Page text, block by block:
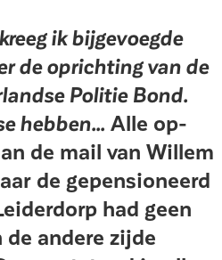
ik bijgevoegde
de oprichting van de
Politie Bond.
hebben... Alle op­
de mail van Willem
de gepensio­neerd
had geen
andere zijde